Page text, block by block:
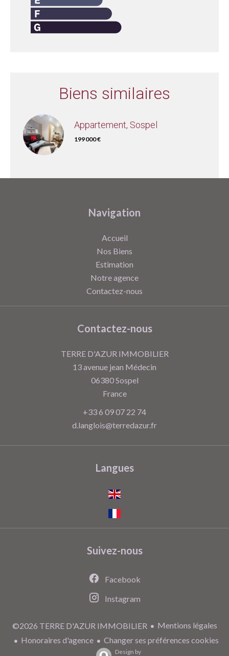
Biens similaires
Appartement, Sospel
199 000 €
Navigation
Accueil
Nos Biens
Estimation
Notre agence
Contactez-nous
Contactez-nous
TERRE D'AZUR IMMOBILIER
13 avenue jean Médecin
06380Sospel
France
+33 6 09 07 22 74
d.langlois@terredazur.fr
Langues
Suivez-nous
Facebook
Instagram
©2026 TERRE D'AZUR IMMOBILIER
Mentions légales
Honoraires d'agence
Changer ses préférences cookies
Design by